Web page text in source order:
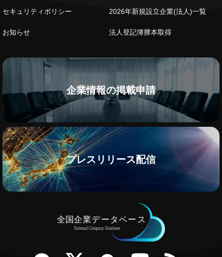
セキュリティポリシー
お知らせ
2026年新規設立企業(法人)一覧
法人登記簿謄本取得
企業情報の掲載申請
プレスリリース配信
Twitter Facebook YouTube RSS